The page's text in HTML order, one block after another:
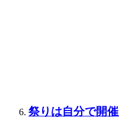
祭りは自分で開